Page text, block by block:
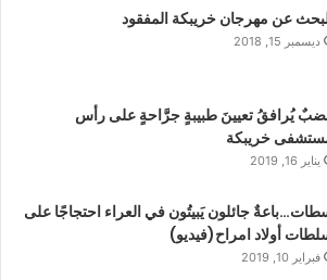
عن مهرجان خريبكة المفقود
ديسمبر 15, 2018
يُرافقُ تعيينَ طبيبةٍ جرَّاحةٍ على رأس
خريبكة
يناير 16, 2019
جائلون يَبيتُون في العراء احتجاجًا على
أولاد امراح(فيديو)
فبراير 10, 2019